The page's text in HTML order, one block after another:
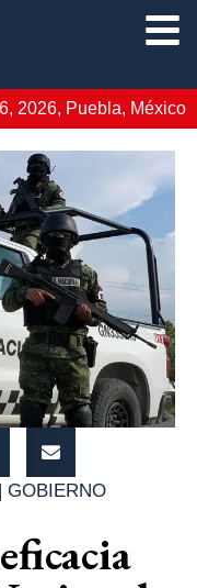
2026, Puebla, México
| GOBIERNO